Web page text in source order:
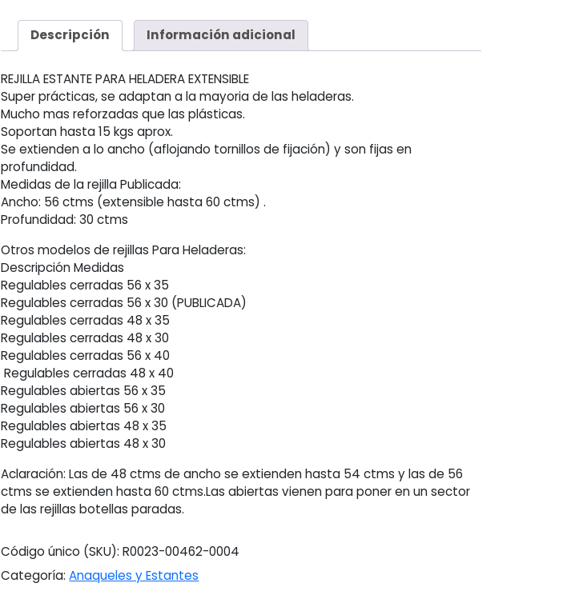
56
(extensible
60
Ctms)
X
30
Ctms
cantidad
Descripción Información adicional
REJILLA ESTANTE PARA HELADERA EXTENSIBLE
Super prácticas, se adaptan a la mayoria de las heladeras.
Mucho mas reforzadas que las plásticas.
Soportan hasta 15 kgs aprox.
Se extienden a lo ancho (aflojando tornillos de fijación) y son fijas en
profundidad.
Medidas de la rejilla Publicada:
Ancho: 56 ctms (extensible hasta 60 ctms) .
Profundidad: 30 ctms
Otros modelos de rejillas Para Heladeras:
Descripción Medidas
Regulables cerradas 56 x 35
Regulables cerradas 56 x 30 (PUBLICADA)
Regulables cerradas 48 x 35
Regulables cerradas 48 x 30
Regulables cerradas 56 x 40
Regulables cerradas 48 x 40
Regulables abiertas 56 x 35
Regulables abiertas 56 x 30
Regulables abiertas 48 x 35
Regulables abiertas 48 x 30
Aclaración: Las de 48 ctms de ancho se extienden hasta 54 ctms y las de 56
ctms se extienden hasta 60 ctms.Las abiertas vienen para poner en un sector
de las rejillas botellas paradas.
Código único (SKU):R0023-00462-0004
Categoría:Anaqueles y Estantes